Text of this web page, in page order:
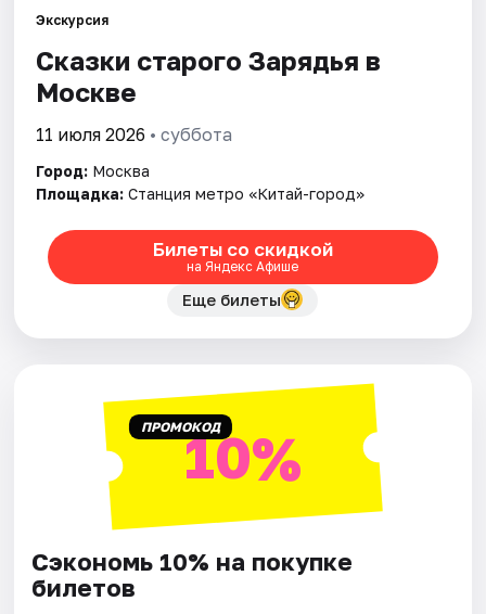
Города
Площадки
Рейтинги
Экскурсия
Сказки старого Зарядья в
Москве
11 июля 2026 • суббота
Город: Москва
Площадка: Станция метро «Китай-город»
Билеты со скидкой
на Яндекс Афише
Еще билеты
ПРОМОКОД10%
Сэкономь 10% на покупке
билетов